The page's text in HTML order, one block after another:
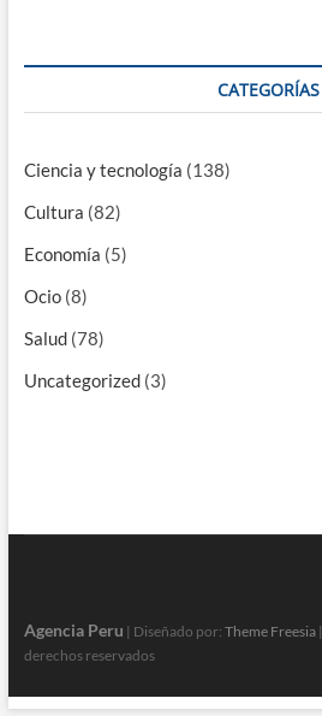
CATEGORÍAS
Ciencia y tecnología (138)
Cultura (82)
Economía (5)
Ocio(8)
Salud(78)
Uncategorized(3)
Agencia Peru | Diseñado por: Theme Freesia|
derechos reservados